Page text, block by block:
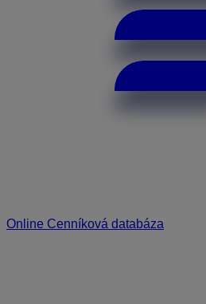
Online Cenníková databáza